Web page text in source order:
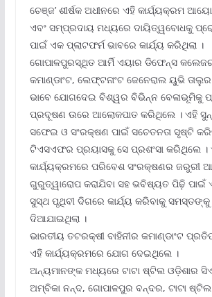
ଚେଞ୍ଜ’ ଶୀର୍ଷକ ଅଧୀନରେ ଏହି କାର୍ଯ୍ୟକ୍ରମ
ଏବଂ ସମ୍ପ୍ରଦାୟ ମଧ୍ୟରେ ଦାୟିତ୍ୱବୋଧକୁ
ପାଇଁ ଏକ ପ୍ଲାଟଫର୍ମ ଭାବରେ କାର୍ଯ୍ୟ କରିଥିଲା ।
ଗୋପାଳପୁରସ୍ଥିତ ଆର୍ମି ଏୟାର ଡିଫେନ୍ସ
କମାଣ୍ଡାଂଟ, ଲେଫ୍ଟନାଂଟ ଜେନେରାଲ ୟୁଭି
ଭାବେ ଯୋଗଦେଇ ବିଶ୍ୱର ବିଭିନ୍ନ ବେଳାଭୂମିକୁ
ପ୍ରଦୂଷଣ ଉରେ ଆଲୋକପାତ କରିଥିଲେ । ଏହି
ସଫେଇ ଓ ସଂରକ୍ଷଣ ପାଇଁ ସଚେତନତା ସୃଷ୍ଟି
ଟିଏସଏଫର ପ୍ରୟାସକୁ ସେ ପ୍ରଶଂସା କରିଥିଲେ ।
କାର୍ଯ୍ୟକ୍ରମରେ ପରିବେଶ ସଂରକ୍ଷଣର ଜରୁରୀ
ଗୁରୁତ୍ୱାରୋପ କରାଯିବା ସହ ଭବିଷ୍ୟତ ପିଢ଼ି ପାଇଁ
ସୁସ୍ଥ ପୃଥିବୀ ଦିଗରେ କାର୍ଯ୍ୟ କରିବାକୁ
ଦିଆଯାଇଥିଲା ।
ଭାରତୀୟ ତଟରକ୍ଷୀ ବାହିନୀର କମାଣ୍ଡାଂଟ
ଏହି କାର୍ଯ୍ୟକ୍ରମରେ ଯୋଗ ଦେଇଥିଲେ ।
ଅନ୍ୟମାନଙ୍କ ମଧ୍ୟରେ ଟାଟା ଷ୍ଟିଲ ଓଡ଼ିଶାର
ଅମ୍ବିକା ନନ୍ଦ, ଗୋପାଳପୁର ବନ୍ଦର, ଟାଟା